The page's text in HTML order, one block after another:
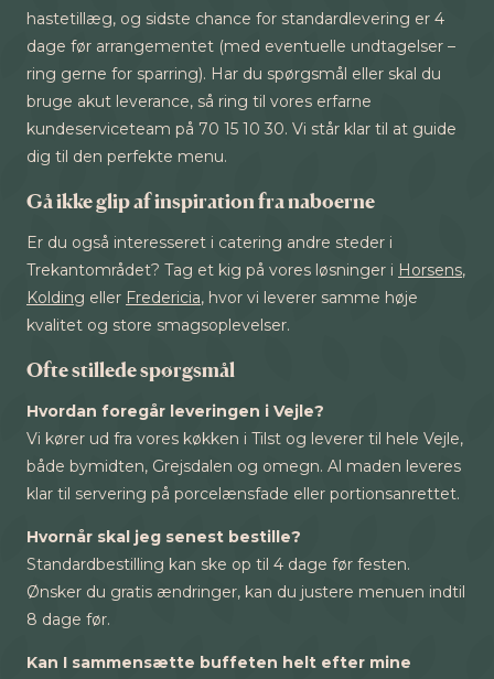
hastetillæg, og sidste chance for standardlevering er 4
dage før arrangementet (med eventuelle undtagelser –
ring gerne for sparring). Har du spørgsmål eller skal du
bruge akut leverance, så ring til vores erfarne
kundeserviceteam på 70 15 10 30. Vi står klar til at guide
dig til den perfekte menu.
Gå ikke glip af inspiration fra naboerne
Er du også interesseret i catering andre steder i
Trekantområdet? Tag et kig på vores løsninger i Horsens,
Kolding eller Fredericia, hvor vi leverer samme høje
kvalitet og store smagsoplevelser.
Ofte stillede spørgsmål
Hvordan foregår leveringen i Vejle?
Vi kører ud fra vores køkken i Tilst og leverer til hele Vejle,
både bymidten, Grejsdalen og omegn. Al maden leveres
klar til servering på porcelænsfade eller portionsanrettet.
Hvornår skal jeg senest bestille?
Standardbestilling kan ske op til 4 dage før festen.
Ønsker du gratis ændringer, kan du justere menuen indtil
8 dage før.
Kan I sammensætte buffeten helt efter mine